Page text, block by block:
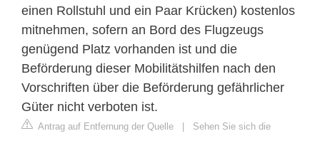
einen Rollstuhl und ein Paar Krücken) kostenlos
mitnehmen, sofern an Bord des Flugzeugs
genügend Platz vorhanden ist und die
Beförderung dieser Mobilitätshilfen nach den
Vorschriften über die Beförderung gefährlicher
Güter nicht verboten ist.
Antrag auf Entfernung der Quelle
Sehen Sie sich die